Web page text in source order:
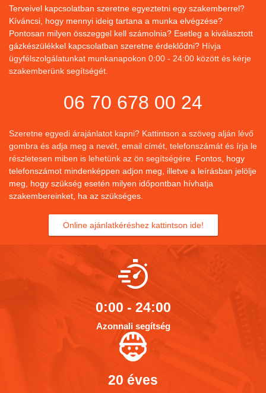
Terveivel kapcsolatban szeretne egyeztetni egy szakemberrel?
Kíváncsi, hogy mennyi ideig tartana a munka elvégzése?
Pontosan milyen összeggel kell számolnia? Esetleg a kiválasztott
gázkészülékkel kapcsolatban szeretne érdeklődni? Hívja
ügyfélszolgálatunkat munkanapokon 0:00 - 24:00 között és kérje
szakemberünk segítségét.
06 70 678 00 24
Szeretne egyedi árajánlatot kapni? Kattintson a szöveg alján lévő
gombra és adja meg a nevét, email címét, telefonszámát és írja le
részletesen miben is lehetünk az ön segítségére. Fontos, hogy
telefonszámot mindenképpen adjon meg, illetve a leírásban jelölje
meg, hogy szükség esetén milyen időpontban hívhatja
szakembereinket, ha az szükséges.
Online ajánlatkéréshez kattintson ide!
0:00 - 24:00
Azonnali segítség
20 éves